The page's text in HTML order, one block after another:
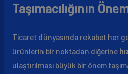
Taşımacılığının
Ticaret dünyasında rekabet her
ürünlerin bir noktadan diğerine
ulaştırılması büyük bir önem